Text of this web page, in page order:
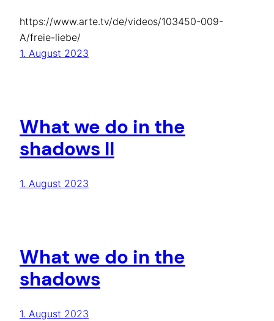
https://www.arte.tv/de/videos/103450-009-
A/freie-liebe/
1. August 2023
What we do in the
shadows II
1. August 2023
What we do in the
shadows
1. August 2023